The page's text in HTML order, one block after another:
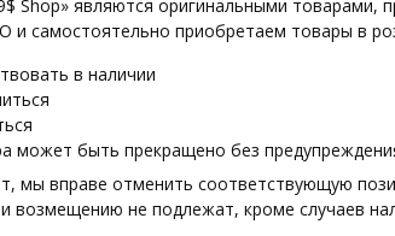
Shop» являются оригинальными
и самостоятельно приобретаем товары в
в наличии
может быть прекращено без
мы вправе отменить соответствующую
и возмещению не подлежат, кроме случаев